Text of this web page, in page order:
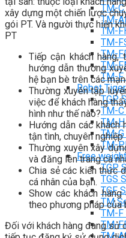
TM-
TM-
TM-
TM-
TM-
TM-
TM-F
Robot
TGP
TM-
TM-
TM-
TM-
Free
TGP
TGS
TGF
TM
TM-F
TM-
xây dựng một chiến lược
gói PT. Và người thực hiện
PT
Tiếp cận khách hàng,
hướng dẫn thường
hệ bạn bè trên các
Thường xuyên tập
việc để khách hàng
hình như thế nào?
Hướng dẫn các khách
tận tình, chuyên nghiệp
Thường xuyên xây
và đăng lên trang cá
Chia sẻ các kiến thức
cá nhân của bạn.
Show các khách
theo phương pháp của
Đối với khách hàng đang sử